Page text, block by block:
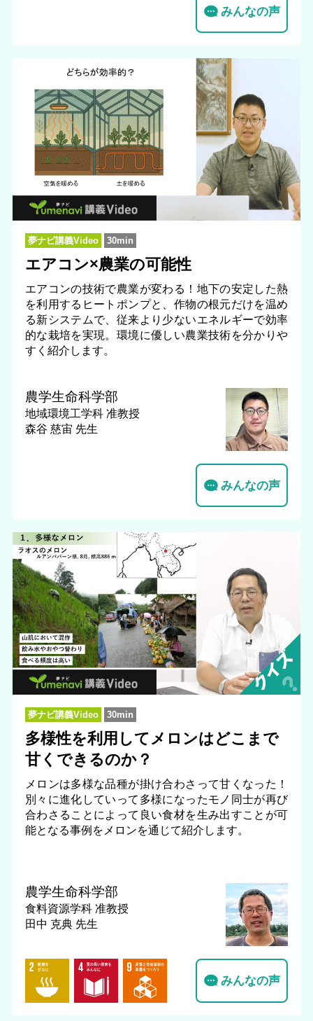
みんなの声
夢ナビ講義Video 30min
エアコン×農業の可能性
エアコンの技術で農業が変わる！地下の安定した熱
を利用するヒートポンプと、作物の根元だけを温め
る新システムで、従来より少ないエネルギーで効率
的な栽培を実現。環境に優しい農業技術を分かりや
すく紹介します。
農学生命科学部
地域環境工学科 准教授
森谷 慈宙 先生
みんなの声
夢ナビ講義Video 30min
多様性を利用してメロンはどこまで
甘くできるのか？
メロンは多様な品種が掛け合わさって甘くなった！
別々に進化していって多様になったモノ同士が再び
合わさることによって良い食材を生み出すことが可
能となる事例をメロンを通じて紹介します。
農学生命科学部
食料資源学科 准教授
田中 克典 先生
みんなの声